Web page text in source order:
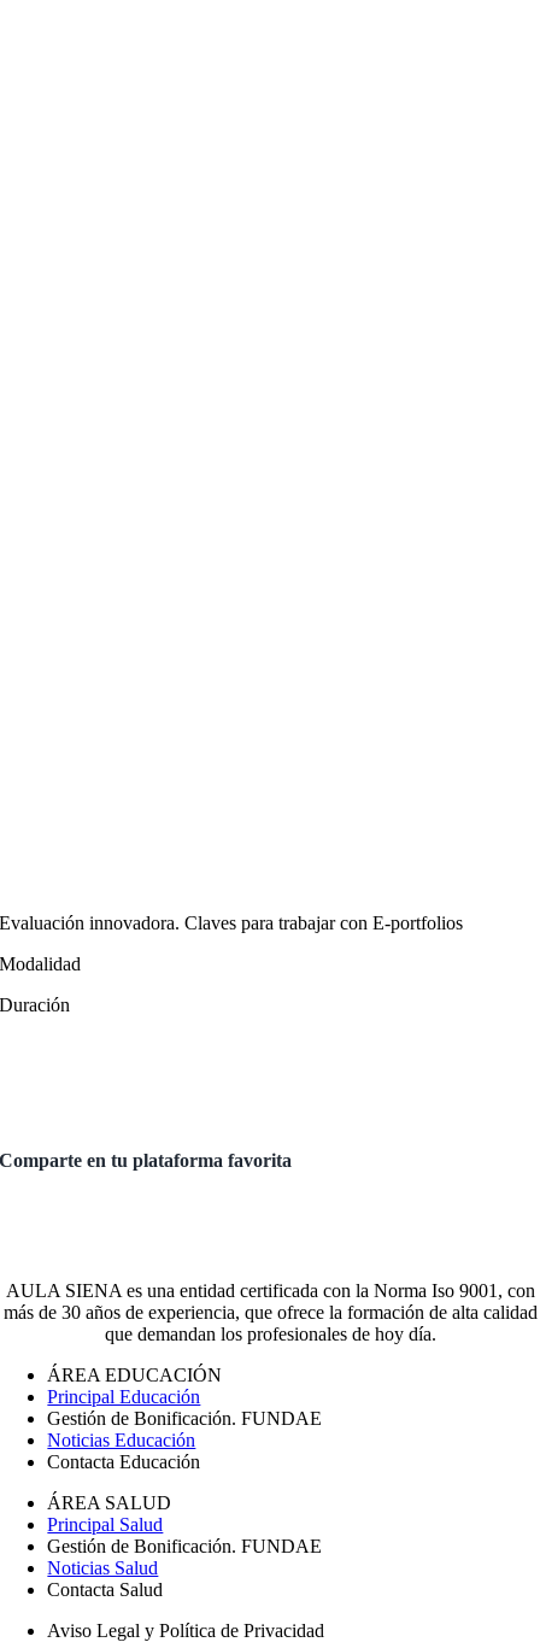
Evaluación innovadora. Claves para trabajar con E-portfolios
Modalidad
Duración
Comparte en tu plataforma favorita
AULA SIENA es una entidad certificada con la Norma Iso 9001, con
más de 30 años de experiencia, que ofrece la formación de alta calidad
que demandan los profesionales de hoy día.
ÁREA EDUCACIÓN
Principal Educación
Gestión de Bonificación. FUNDAE
Noticias Educación
Contacta Educación
ÁREA SALUD
Principal Salud
Gestión de Bonificación. FUNDAE
Noticias Salud
Contacta Salud
Aviso Legal y Política de Privacidad